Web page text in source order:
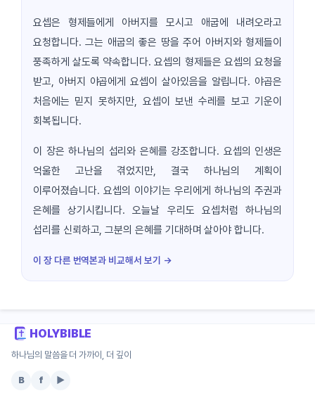
요셉은 형제들에게 아버지를 모시고 애굽에 내려오라고
요청합니다. 그는 애굽의 좋은 땅을 주어 아버지와 형제들이
풍족하게 살도록 약속합니다. 요셉의 형제들은 요셉의 요청을
받고, 아버지 야곱에게 요셉이 살아있음을 알립니다. 야곱은
처음에는 믿지 못하지만, 요셉이 보낸 수레를 보고 기운이
회복됩니다.
이 장은 하나님의 섭리와 은혜를 강조합니다. 요셉의 인생은
억울한 고난을 겪었지만, 결국 하나님의 계획이
이루어졌습니다. 요셉의 이야기는 우리에게 하나님의 주권과
은혜를 상기시킵니다. 오늘날 우리도 요셉처럼 하나님의
섭리를 신뢰하고, 그분의 은혜를 기대하며 살아야 합니다.
이 장 다른 번역본과 비교해서 보기 →
HOLYBIBLE
하나님의 말씀을 더 가까이, 더 깊이
B f ▶